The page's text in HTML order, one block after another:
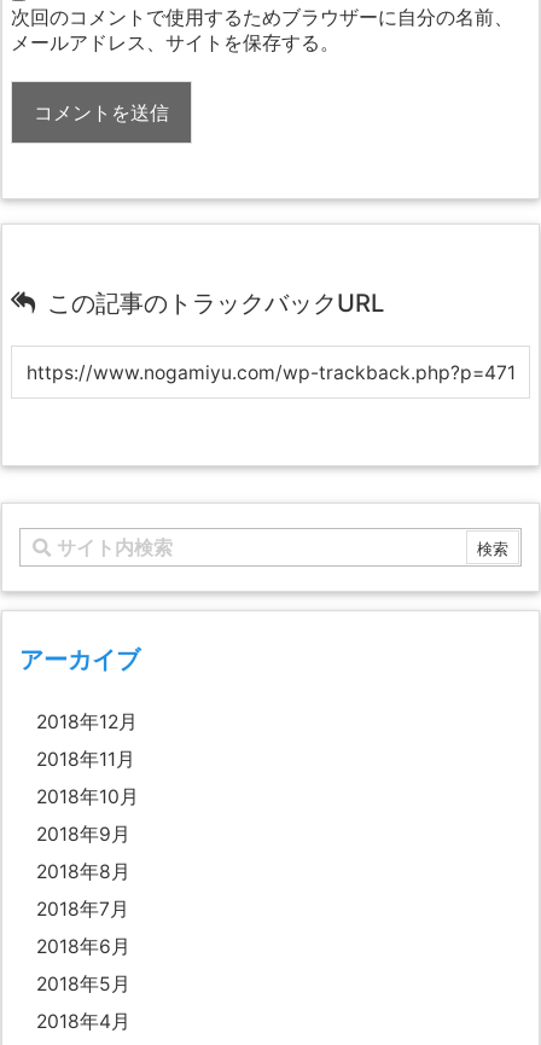
次回のコメントで使用するためブラウザーに自分の名前、
メールアドレス、サイトを保存する。
この記事のトラックバックURL
アーカイブ
2018年12月
2018年11月
2018年10月
2018年9月
2018年8月
2018年7月
2018年6月
2018年5月
2018年4月